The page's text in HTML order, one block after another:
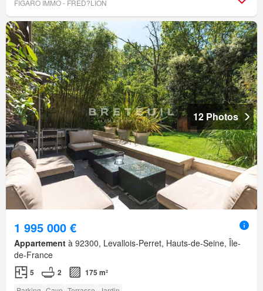
FIGARO IMMO - FRED?LION
12 Photos
1 995 000 €
Appartement à 92300, Levallois-Perret, Hauts-de-Seine, Île-
de-France
5 2 175 m²